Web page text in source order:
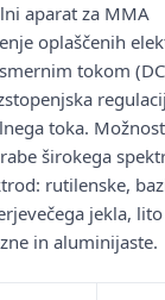
aparat za MMA
oplaščenih
tokom
toka. Možnost
širokega
rutilenske,
jekla, lito
in aluminijaste.